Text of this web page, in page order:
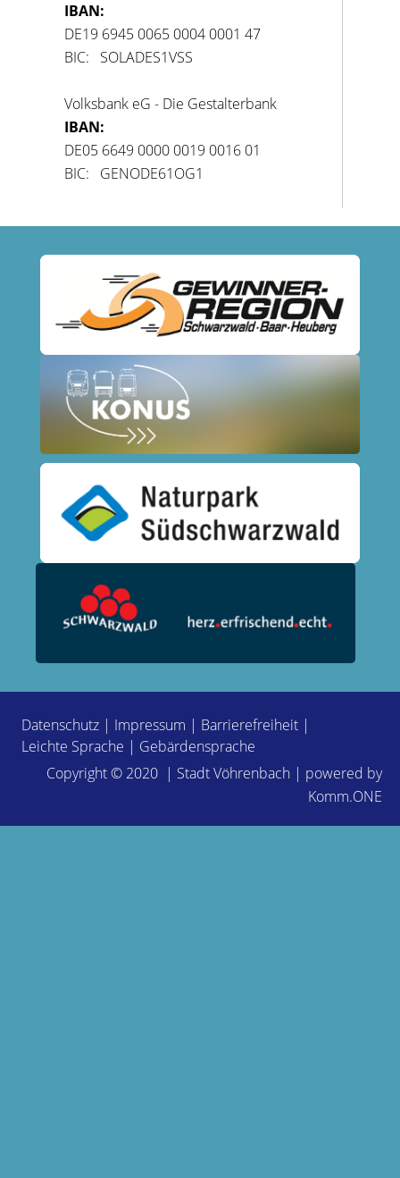
IBAN:
DE19 6945 0065 0004 0001 47
BIC: SOLADES1VSS
Volksbank eG - Die Gestalterbank
IBAN:
DE05 6649 0000 0019 0016 01
BIC: GENODE61OG1
Datenschutz | Impressum | Barrierefreiheit |
Leichte Sprache | Gebärdensprache
Copyright © 2020 | Stadt Vöhrenbach | powered by
Komm.ONE